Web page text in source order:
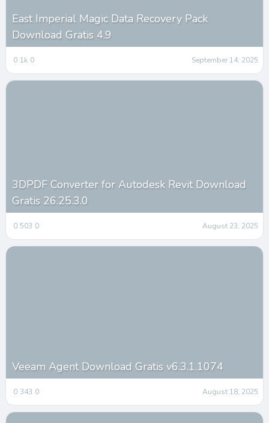
East Imperial Magic Data Recovery Pack
Download Gratis 4.9
0 1k 0 September 14, 2025
3DPDF Converter for Autodesk Revit Download
Gratis 26.25.3.0
0 503 0 August 23, 2025
Veeam Agent Download Gratis v6.3.1.1074
0 343 0 August 18, 2025